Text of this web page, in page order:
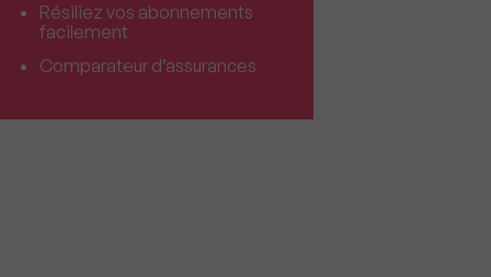
Résiliez vos abonnements
facilement
Comparateur d’assurances